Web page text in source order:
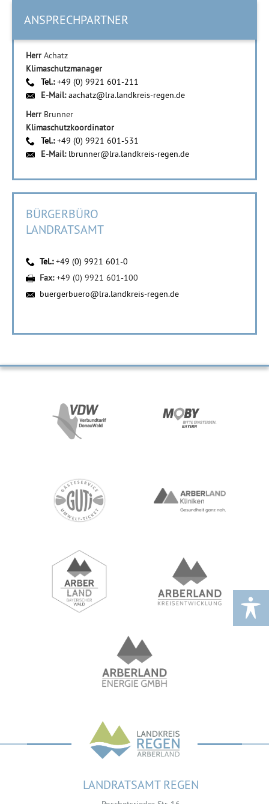
ANSPRECHPARTNER
Herr Achatz
Klimaschutzmanager
Tel.:+49 (0) 9921 601-211
E-Mail:aachatz@lra.landkreis-regen.de
Herr Brunner
Klimaschutzkoordinator
Tel.:+49 (0) 9921 601-531
E-Mail: lbrunner@lra.landkreis-regen.de
BÜRGERBÜRO
LANDRATSAMT
Tel.:+49 (0) 9921 601-0
Fax:+49 (0) 9921 601-100
buergerbuero@lra.landkreis-regen.de
LANDRATSAMT REGEN